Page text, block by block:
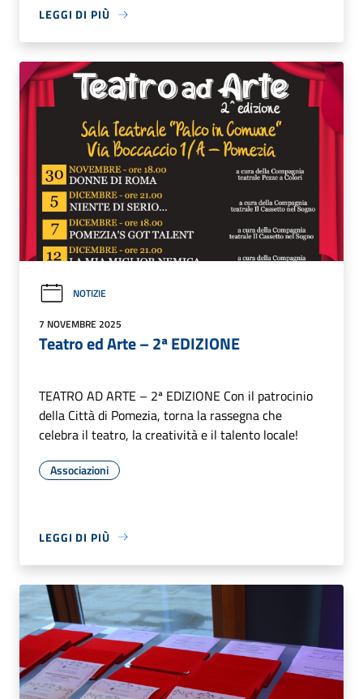
LEGGI DI PIÙ
NOTIZIE
7 NOVEMBRE 2025
Teatro ed Arte – 2ª EDIZIONE
TEATRO AD ARTE – 2ª EDIZIONE Con il patrocinio
della Città di Pomezia, torna la rassegna che
celebra il teatro, la creatività e il talento locale!
Associazioni
LEGGI DI PIÙ